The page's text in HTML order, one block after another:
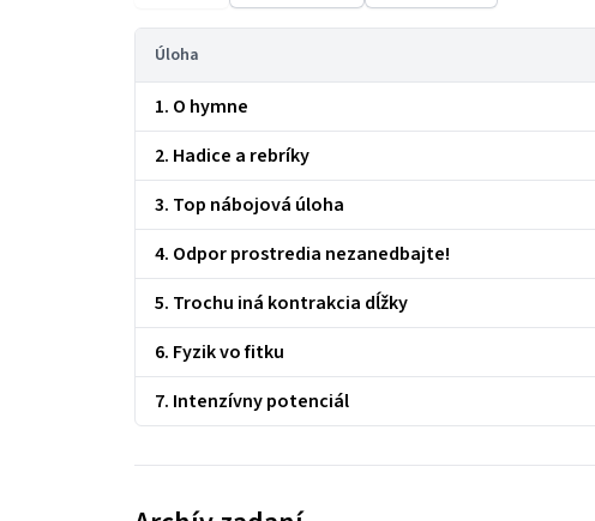
Úloha
1. O hymne
2. Hadice a rebríky
3. Top nábojová úloha
4. Odpor prostredia nezanedbajte!
5. Trochu iná kontrakcia dĺžky
6. Fyzik vo fitku
7. Intenzívny potenciál